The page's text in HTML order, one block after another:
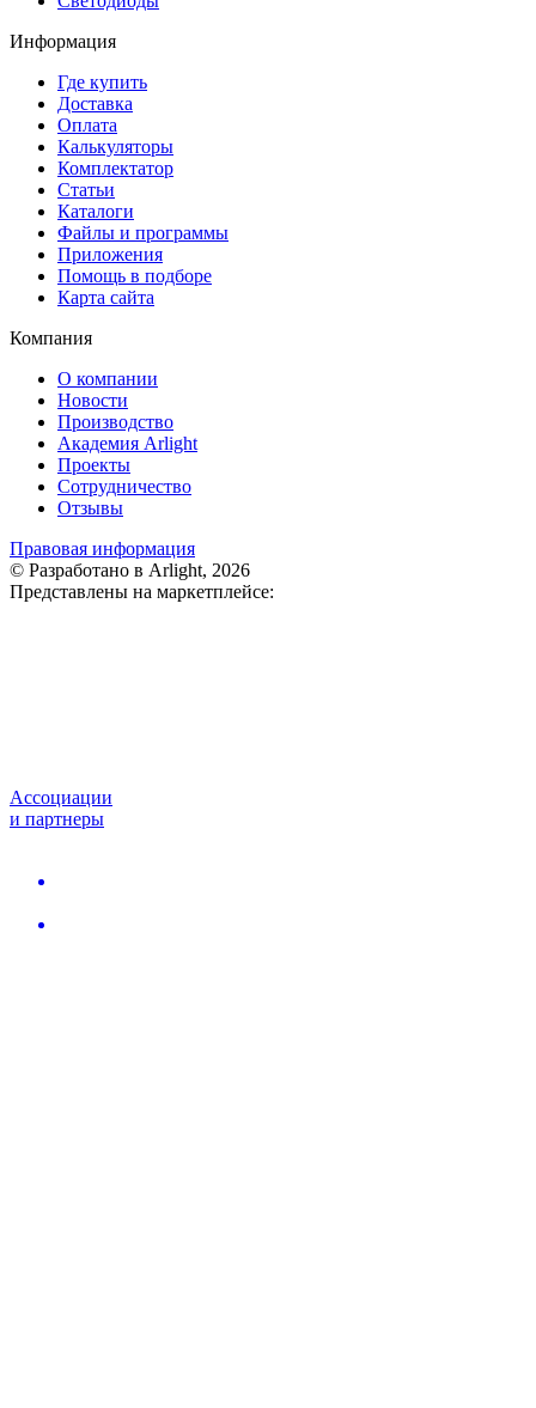
Информация
Где купить
Доставка
Оплата
Калькуляторы
Комплектатор
Статьи
Каталоги
Файлы и программы
Приложения
Помощь в подборе
Карта сайта
Компания
О компании
Новости
Производство
Академия Arlight
Проекты
Сотрудничество
Отзывы
Правовая информация
© Разработано в Arlight, 2026
Представлены на маркетплейсе:
Ассоциации
и партнеры